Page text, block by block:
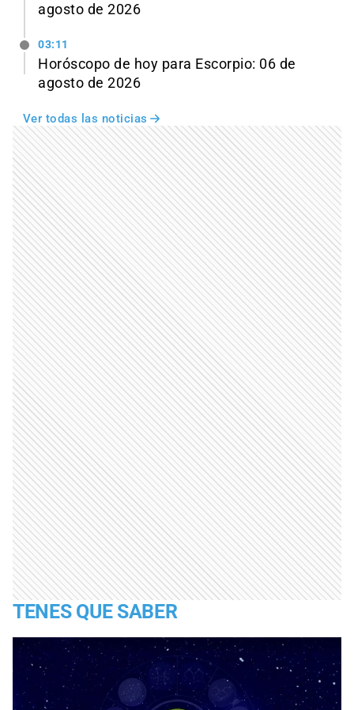
agosto de 2026
03:11
Horóscopo de hoy para Escorpio: 06 de
agosto de 2026
Ver todas las noticias
TENES QUE SABER